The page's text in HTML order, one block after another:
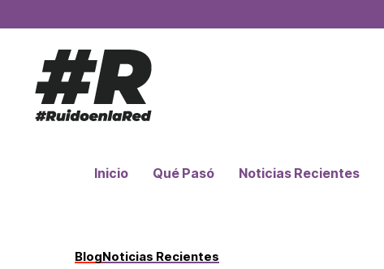
Inicio Qué Pasó Noticias Recientes
BlogNoticias Recientes